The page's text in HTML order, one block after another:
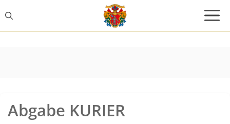
Inhalt
springen
Abgabe KURIER